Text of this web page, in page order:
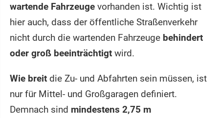
wartende Fahrzeuge vorhanden ist. Wichtig ist
hier auch, dass der öffentliche Straßenverkehr
nicht durch die wartenden Fahrzeuge behindert
oder groß beeinträchtigt wird.
Wie breit die Zu- und Abfahrten sein müssen, ist
nur für Mittel- und Großgaragen definiert.
Demnach sind mindestens 2,75 m